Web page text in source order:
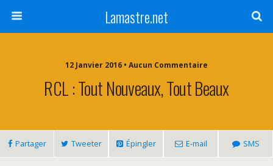
Lamastre.net
12 Janvier 2016 • Aucun Commentaire
RCL : Tout Nouveaux, Tout Beaux
Partager Tweeter Épingler E-mail SMS